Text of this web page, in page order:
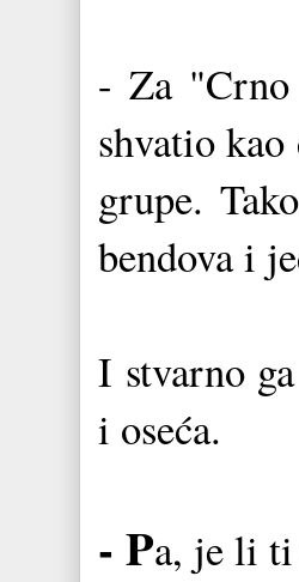
- Za "Crno
shvatio kao
grupe.
bendova i
I stvarno
i oseća.
- Pa, je li ti